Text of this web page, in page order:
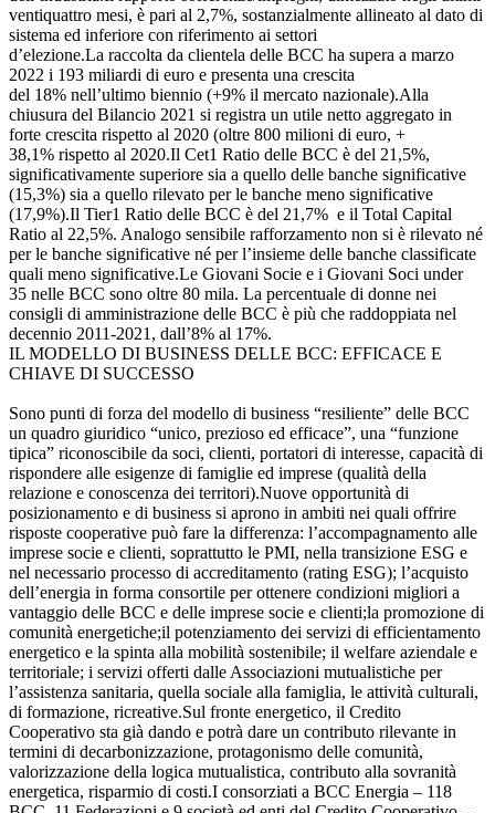
ventiquattro mesi, è pari al 2,7%, sostanzialmente allineato al dato di
sistema ed inferiore con riferimento ai settori
d’elezione.La raccolta da clientela delle BCC ha supera a marzo
2022 i 193 miliardi di euro e presenta una crescita
del 18% nell’ultimo biennio (+9% il mercato nazionale).Alla
chiusura del Bilancio 2021 si registra un utile netto aggregato in
forte crescita rispetto al 2020 (oltre 800 milioni di euro, +
38,1% rispetto al 2020.Il Cet1 Ratio delle BCC è del 21,5%,
significativamente superiore sia a quello delle banche significative
(15,3%) sia a quello rilevato per le banche meno significative
(17,9%).Il Tier1 Ratio delle BCC è del 21,7% e il Total Capital
Ratio al 22,5%. Analogo sensibile rafforzamento non si è rilevato né
per le banche significative né per l’insieme delle banche classificate
quali meno significative.Le Giovani Socie e i Giovani Soci under
35 nelle BCC sono oltre 80 mila. La percentuale di donne nei
consigli di amministrazione delle BCC è più che raddoppiata nel
decennio 2011-2021, dall’8% al 17%.
IL MODELLO DI BUSINESS DELLE BCC: EFFICACE E
CHIAVE DI SUCCESSO
Sono punti di forza del modello di business “resiliente” delle BCC
un quadro giuridico “unico, prezioso ed efficace”, una “funzione
tipica” riconoscibile da soci, clienti, portatori di interesse, capacità di
rispondere alle esigenze di famiglie ed imprese (qualità della
relazione e conoscenza dei territori).Nuove opportunità di
posizionamento e di business si aprono in ambiti nei quali offrire
risposte cooperative può fare la differenza: l’accompagnamento alle
imprese socie e clienti, soprattutto le PMI, nella transizione ESG e
nel necessario processo di accreditamento (rating ESG); l’acquisto
dell’energia in forma consortile per ottenere condizioni migliori a
vantaggio delle BCC e delle imprese socie e clienti;la promozione di
comunità energetiche;il potenziamento dei servizi di efficientamento
energetico e la spinta alla mobilità sostenibile; il welfare aziendale e
territoriale; i servizi offerti dalle Associazioni mutualistiche per
l’assistenza sanitaria, quella sociale alla famiglia, le attività culturali,
di formazione, ricreative.Sul fronte energetico, il Credito
Cooperativo sta già dando e potrà dare un contributo rilevante in
termini di decarbonizzazione, protagonismo delle comunità,
valorizzazione della logica mutualistica, contributo alla sovranità
energetica, risparmio di costi.I consorziati a BCC Energia – 118